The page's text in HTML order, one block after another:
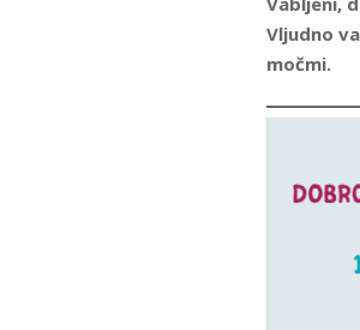
Vljudno
močmi.